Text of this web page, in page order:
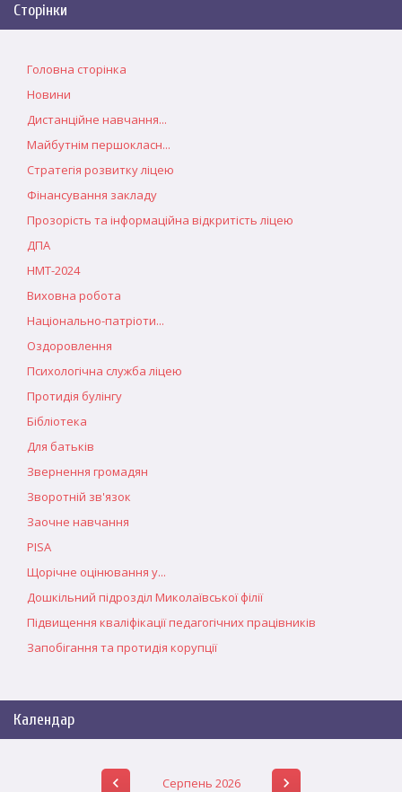
Сторінки
Головна сторінка
Новини
Дистанційне навчання...
Майбутнім першокласн...
Стратегія розвитку ліцею
Фінансування закладу
Прозорість та інформаційна відкритість ліцею
ДПА
НМТ-2024
Виховна робота
Національно-патріоти...
Оздоровлення
Психологічна служба ліцею
Протидія булінгу
Бібліотека
Для батьків
Звернення громадян
Зворотній зв'язок
Заочне навчання
PISA
Щорічне оцінювання у...
Дошкільний підрозділ Миколаївської філії
Підвищення кваліфікації педагогічних працівників
Запобігання та протидія корупції
Календар
Серпень 2026